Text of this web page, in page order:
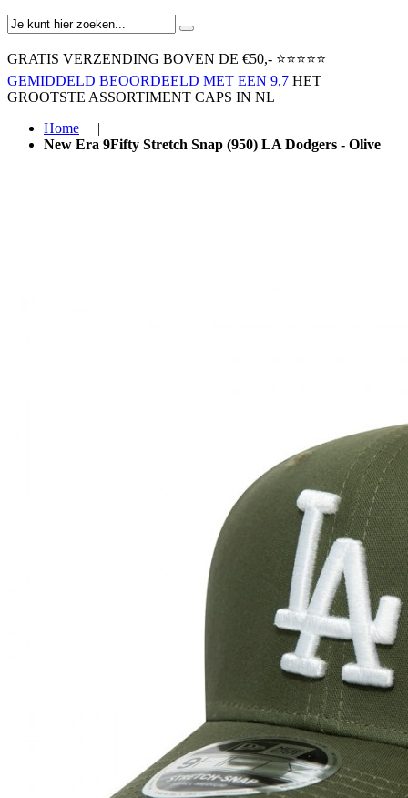
GRATIS VERZENDING BOVEN ​DE €50,-​ ⭐⭐⭐⭐⭐
GEMIDDELD BEOORDEELD MET EEN 9,7 HET
GROOTSTE ASSORTIMENT CAPS IN NL
Home
|
New Era 9Fifty Stretch Snap (950) LA Dodgers - Olive